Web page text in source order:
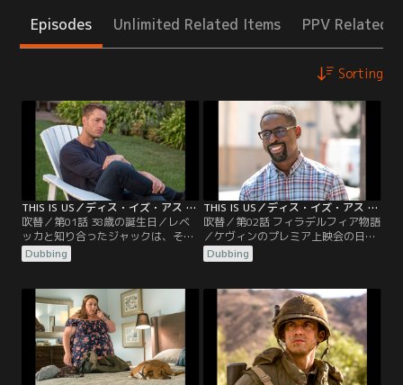
Episodes Unlimited Related Items PPV Related
Sorting
THIS IS US／ディス・イズ・アス シーズン3 第01話／吹替
吹替／第01話 38歳の誕生日／レベ
ッカと知り合ったジャックは、その
まま初デートに繰り出すことにな
る。だがそもそも盗みを企てていた
んどなく…。38歳の誕生日を迎えた
ビッグ・スリー。子供を望むケイト
とトビーは体外受精を考え、評判の
医師に会いに行く。ケヴィンとゾー
イは2人の関係をベスに隠そうとす
る。
Dubbing
THIS IS US／ディス・イズ・アス シーズン3 第02話／吹替
吹替／第02話 フィラデルフィア物語
／ケヴィンのプレミア上映会の日。
体外受精のことをレベッカに知られ
たくないケイトは、何とか隠そうと
うつ薬の服用をやめたトビーは、そ
の影響が現れてきて…。ランダルは
デジャを娯楽センターに連れて行く
が、設備の不具合が気になり、修繕
のお願いをしに市会議員を訪ねる。
Dubbing